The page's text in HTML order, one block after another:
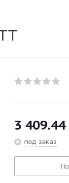
3 409.44
под заказ